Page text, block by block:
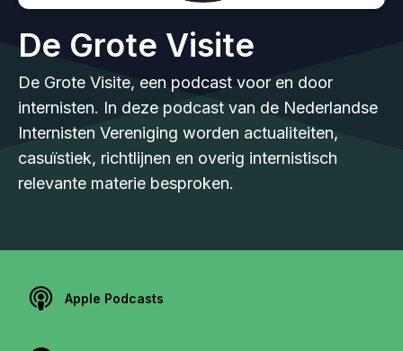
De Grote Visite
De Grote Visite, een podcast voor en door
internisten. In deze podcast van de Nederlandse
Internisten Vereniging worden actualiteiten,
casuïstiek, richtlijnen en overig internistisch
relevante materie besproken.
Apple Podcasts